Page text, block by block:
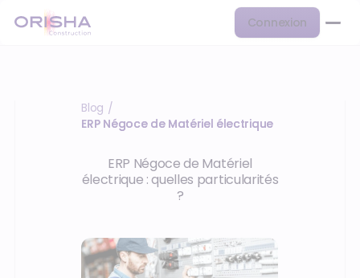
Connexion
Blog /
ERP Négoce de Matériel électrique
ERP Négoce de Matériel
électrique : quelles particularités
?